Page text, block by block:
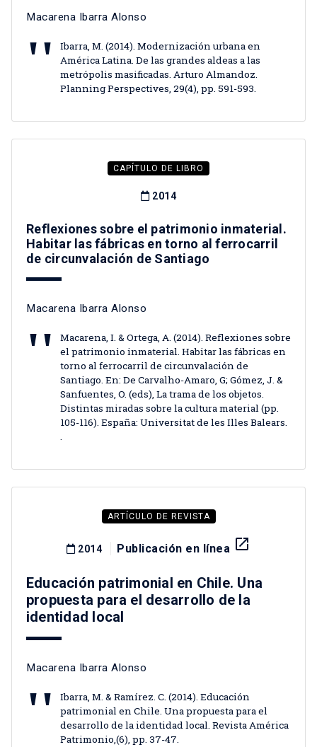
Macarena Ibarra Alonso
Ibarra, M. (2014). Modernización urbana en
América Latina. De las grandes aldeas a las
metrópolis masificadas. Arturo Almandoz.
Planning Perspectives, 29(4), pp. 591-593.
CAPÍTULO DE LIBRO
2014
Reflexiones sobre el patrimonio inmaterial.
Habitar las fábricas en torno al ferrocarril
de circunvalación de Santiago
Macarena Ibarra Alonso
Macarena, I. & Ortega, A. (2014). Reflexiones sobre
el patrimonio inmaterial. Habitar las fábricas en
torno al ferrocarril de circunvalación de
Santiago. En: De Carvalho-Amaro, G; Gómez, J. &
Sanfuentes, O. (eds), La trama de los objetos.
Distintas miradas sobre la cultura material (pp.
105-116). España: Universitat de les Illes Balears.
.
ARTÍCULO DE REVISTA
2014 Publicación en línea launch
Educación patrimonial en Chile. Una
propuesta para el desarrollo de la
identidad local
Macarena Ibarra Alonso
Ibarra, M. & Ramírez. C. (2014). Educación
patrimonial en Chile. Una propuesta para el
desarrollo de la identidad local. Revista América
Patrimonio,(6), pp. 37-47.